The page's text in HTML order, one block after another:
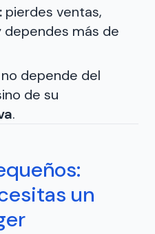
pierdes ventas,
más de
depende del
de su
.
un